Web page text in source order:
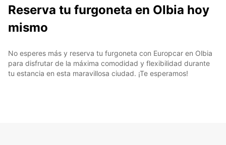
Reserva tu furgoneta en Olbia hoy
mismo
No esperes más y reserva tu furgoneta con Europcar en Olbia
para disfrutar de la máxima comodidad y flexibilidad durante
tu estancia en esta maravillosa ciudad. ¡Te esperamos!